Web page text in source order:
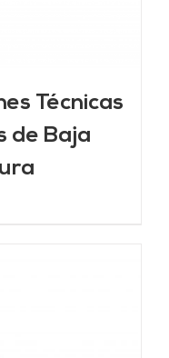
Técnicas
de Baja